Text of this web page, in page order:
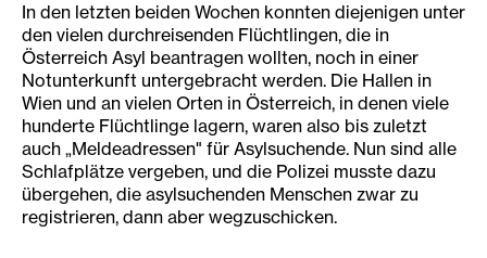
In den letzten beiden Wochen konnten diejenigen unter
den vielen durchreisenden Flüchtlingen, die in
Österreich Asyl beantragen wollten, noch in einer
Notunterkunft untergebracht werden. Die Hallen in
Wien und an vielen Orten in Österreich, in denen viele
hunderte Flüchtlinge lagern, waren also bis zuletzt
auch „Meldeadressen" für Asylsuchende. Nun sind alle
Schlafplätze vergeben, und die Polizei musste dazu
übergehen, die asylsuchenden Menschen zwar zu
registrieren, dann aber wegzuschicken.